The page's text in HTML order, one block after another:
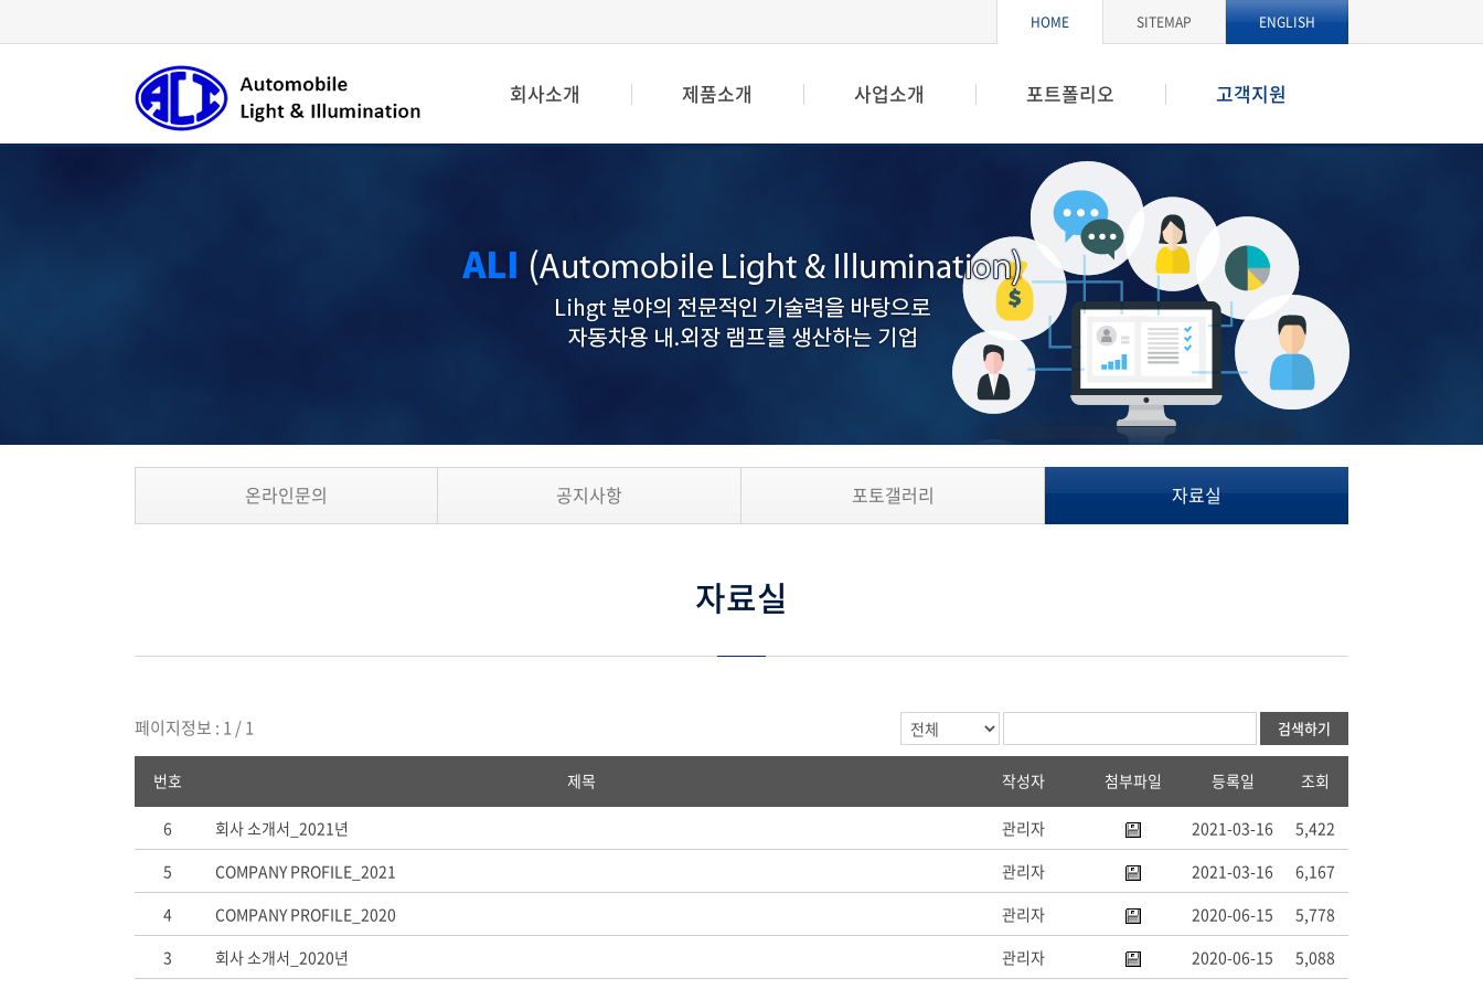
HOME SITEMAP ENGLISH
회사소개 제품소개 사업소개 포트폴리오 고객지원
온라인문의 공지사항 포토갤러리 자료실
자료실
페이지정보 : 1 / 1 검색하기
번호 제목 작성자 첨부파일 등록일 조회
6 회사 소개서_2021년 관리자 2021-03-16
5,422
5
COMPANY PROFILE_2021 관리자 2021-03-16
6,167
4
COMPANY PROFILE_2020 관리자 2020-06-15
5,778
3
회사 소개서_2020년 관리자 2020-06-15 5,088